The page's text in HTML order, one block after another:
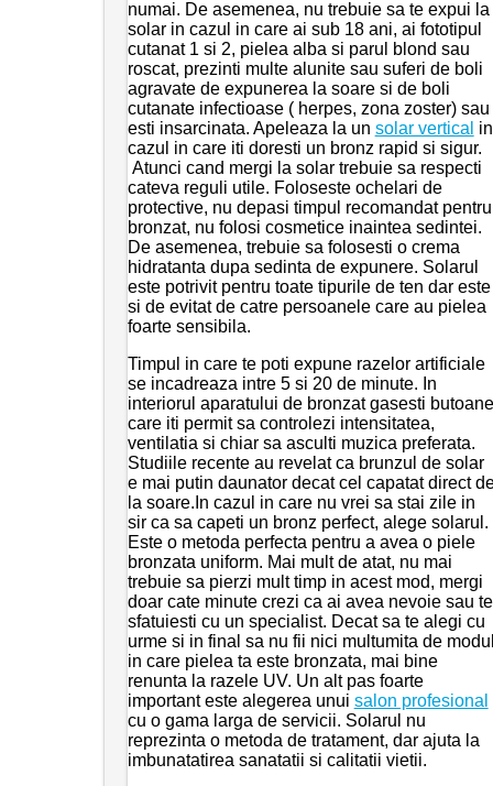
numai. De asemenea, nu trebuie sa te expui la
solar in cazul in care ai sub 18 ani, ai fototipul
cutanat 1 si 2, pielea alba si parul blond sau
roscat, prezinti multe alunite sau suferi de boli
agravate de expunerea la soare si de boli
cutanate infectioase ( herpes, zona zoster) sau
esti insarcinata. Apeleaza la un solar vertical in
cazul in care iti doresti un bronz rapid si sigur.
Atunci cand mergi la solar trebuie sa respecti
cateva reguli utile. Foloseste ochelari de
protective, nu depasi timpul recomandat pentru
bronzat, nu folosi cosmetice inaintea sedintei.
De asemenea, trebuie sa folosesti o crema
hidratanta dupa sedinta de expunere. Solarul
este potrivit pentru toate tipurile de ten dar este
si de evitat de catre persoanele care au pielea
foarte sensibila.
Timpul in care te poti expune razelor artificiale
se incadreaza intre 5 si 20 de minute. In
interiorul aparatului de bronzat gasesti butoane
care iti permit sa controlezi intensitatea,
ventilatia si chiar sa asculti muzica preferata.
Studiile recente au revelat ca brunzul de solar
e mai putin daunator decat cel capatat direct
la soare.In cazul in care nu vrei sa stai zile in
sir ca sa capeti un bronz perfect, alege solarul.
Este o metoda perfecta pentru a avea o piele
bronzata uniform. Mai mult de atat, nu mai
trebuie sa pierzi mult timp in acest mod, mergi
doar cate minute crezi ca ai avea nevoie sau te
sfatuiesti cu un specialist. Decat sa te alegi cu
urme si in final sa nu fii nici multumita de
in care pielea ta este bronzata, mai bine
renunta la razele UV. Un alt pas foarte
important este alegerea unui salon profesional
cu o gama larga de servicii. Solarul nu
reprezinta o metoda de tratament, dar ajuta la
imbunatatirea sanatatii si calitatii vietii.